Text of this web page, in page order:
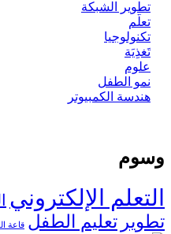
تطوير الشبكة
تعلُّم
تكنولوجيا
تَغذِيَة
علوم
نمو الطفل
هندسة الكمبيوتر
وسوم
التعلم الإلكتروني
تطوير تعليم الطفل قاعة